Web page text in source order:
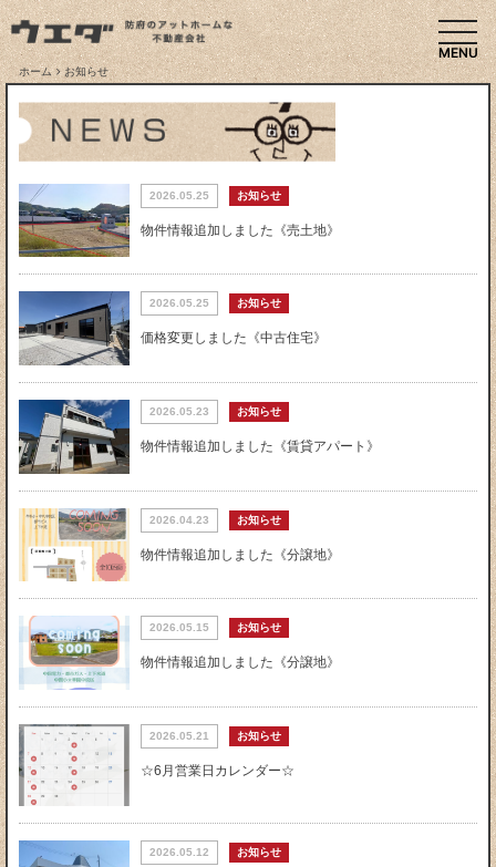
ホーム お知らせ
2026.05.25 お知らせ
物件情報追加しました《売土地》
2026.05.25 お知らせ
価格変更しました《中古住宅》
2026.05.23 お知らせ
物件情報追加しました《賃貸アパート》
2026.04.23 お知らせ
物件情報追加しました《分譲地》
2026.05.15 お知らせ
物件情報追加しました《分譲地》
2026.05.21 お知らせ
☆6月営業日カレンダー☆
2026.05.12 お知らせ